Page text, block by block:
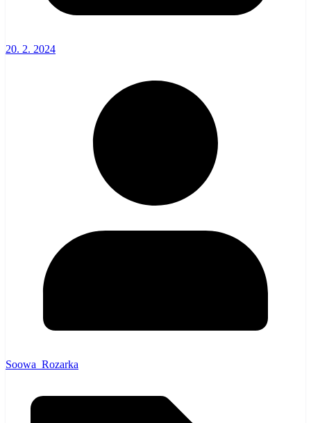
20. 2. 2024
Soowa_Rozarka